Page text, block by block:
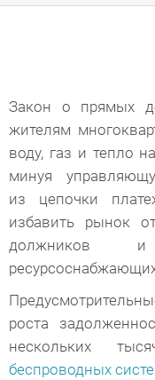
Закон о прямых
жителям
воду, газ и тепло
минуя
из цепочки
избавить рынок
должников и
роста
нескольких
беспроводных